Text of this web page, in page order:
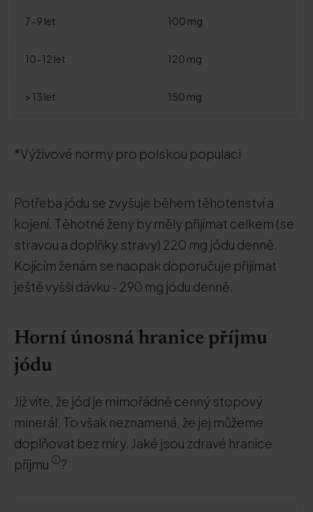
7-9 let 100 mg
10-12 let 120 mg
> 13 let 150 mg
*Výživové normy pro polskou populaci
Potřeba jódu se zvyšuje během těhotenství a
kojení. Těhotné ženy by měly přijímat celkem (se
stravou a doplňky stravy) 220 mg jódu denně.
Kojícím ženám se naopak doporučuje přijímat
ještě vyšší dávku - 290 mg jódu denně.
Horní únosná hranice příjmu
jódu
Již víte, že jód je mimořádně cenný stopový
minerál. To však neznamená, že jej můžeme
doplňovat bez míry. Jaké jsou zdravé hranice
příjmu
?